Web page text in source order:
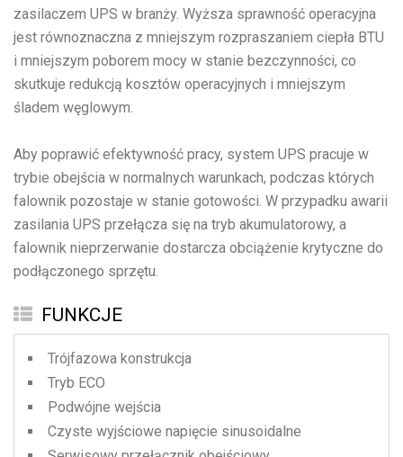
zasilaczem UPS w branży. Wyższa sprawność operacyjna
jest równoznaczna z mniejszym rozpraszaniem ciepła BTU
i mniejszym poborem mocy w stanie bezczynności, co
skutkuje redukcją kosztów operacyjnych i mniejszym
śladem węglowym.
Aby poprawić efektywność pracy, system UPS pracuje w
trybie obejścia w normalnych warunkach, podczas których
falownik pozostaje w stanie gotowości. W przypadku awarii
zasilania UPS przełącza się na tryb akumulatorowy, a
falownik nieprzerwanie dostarcza obciążenie krytyczne do
podłączonego sprzętu.
FUNKCJE
Trójfazowa konstrukcja
Tryb ECO
Podwójne wejścia
Czyste wyjściowe napięcie sinusoidalne